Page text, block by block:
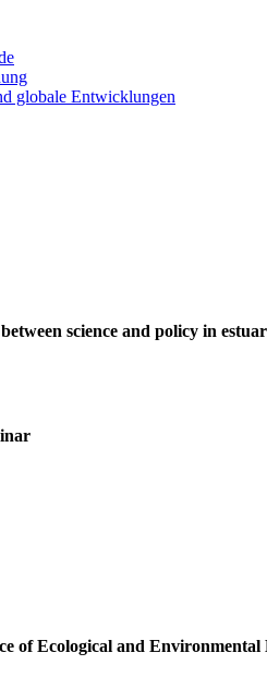
globale Entwicklungen
science and policy in
of Ecological and Environmental